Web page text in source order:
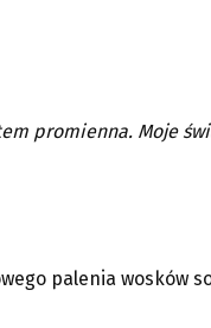
promienna. Moje
palenia wosków